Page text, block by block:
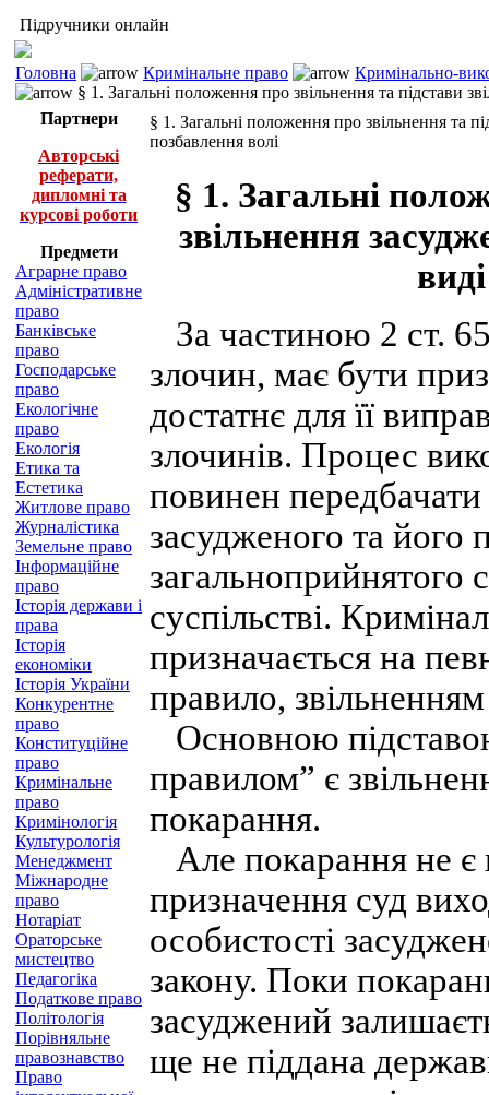
Підручники онлайн
Головна Кримінальне право
Кримінально-
§ 1. Загальні положення про звільнення та підстави
Партнери
Авторські
реферати,
дипломні та
курсові роботи
Предмети
Аграрне право
Адміністративне
право
Банківське
право
Господарське
право
Екологічне
право
Екологія
Етика та
Естетика
Житлове право
Журналістика
Земельне право
Інформаційне
право
Історія держави і
права
Історія
економіки
Історія України
Конкурентне
право
Конституційне
право
Кримінальне
право
Кримінологія
Культурологія
Менеджмент
Міжнародне
право
Нотаріат
Ораторське
мистецтво
Педагогіка
Податкове право
Політологія
Порівняльне
правознавство
Право
§ 1. Загальні положення про звільнення та
позбавлення волі
§ 1. Загальні
звільнення
За частиною 2 ст.
злочин, має бути
достатнє для її
злочинів. Процес
повинен передбачати
засудженого та його
загальноприйнятого
суспільстві.
призначається на
правило,
Основною
правилом” є
покарання.
Але покарання не
призначення суд
особистості
закону. Поки
засуджений
ще не піддана